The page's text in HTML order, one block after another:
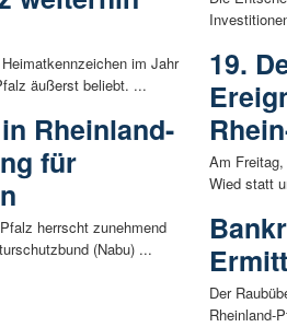
im Jahr
äußerst beliebt. ...
Rheinland-
für
herrscht zunehmend
(Nabu) ...
19.
Am
Wied statt
Der
Rheinland-